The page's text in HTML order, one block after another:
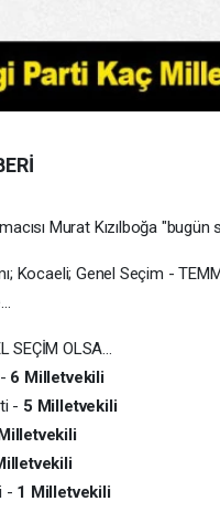
Murat Kızılboğa
Kocaeli; Genel Seçim -
SEÇİM OLSA...
6 Milletvekili
- 5 Milletvekili
- 1 Milletvekili